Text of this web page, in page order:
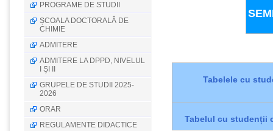
PROGRAME DE STUDII
ȘCOALA DOCTORALĂ DE
CHIMIE
ADMITERE
ADMITERE LA DPPD, NIVELUL
I ŞI II
GRUPELE DE STUDII 2025-
2026
ORAR
REGULAMENTE DIDACTICE
Tabelele cu
Tabelul cu studenții